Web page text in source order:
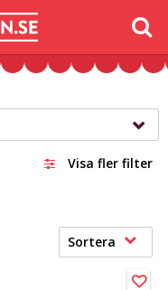
Visa fler filter
Sortera